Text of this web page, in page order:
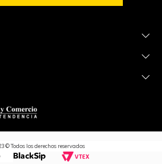
+
+
+
© Todos los derechos reservados